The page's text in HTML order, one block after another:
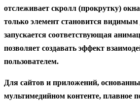
отслеживает скролл (прокрутку)
только элемент становится видимым
запускается соответствующая
позволяет создавать эффект
пользователем.
Для сайтов и приложений,
мультимедийном контенте, плавное